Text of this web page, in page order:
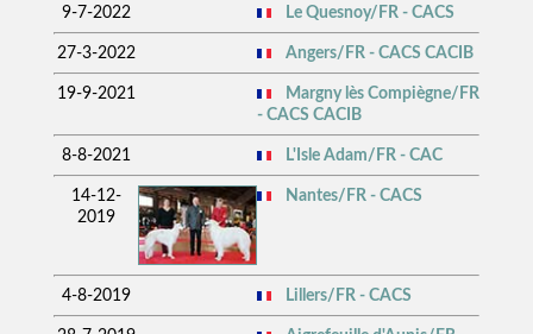
9-7-2022 Le Quesnoy/FR - CACS
27-3-2022 Angers/FR - CACS CACIB
19-9-2021
Margny lès Compiègne/FR
- CACS CACIB
8-8-2021 L'Isle Adam/FR - CAC
14-12-
2019
Nantes/FR - CACS
4-8-2019 Lillers/FR - CACS